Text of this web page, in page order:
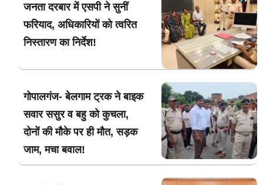
जनता दरबार में एसपी ने सुनीं
फरियाद, अधिकारियों को त्वरित
निस्तारण का निर्देश!
गोपालगंज- बेलगाम ट्रक ने बाइक
सवार ससुर व बहु को कुचला,
दोनों की मौके पर ही मौत, सड़क
जाम, मचा बवाल!